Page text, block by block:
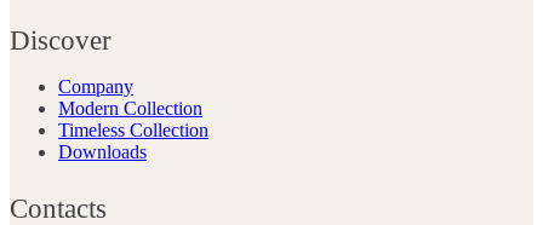
Discover
Company
Modern Collection
Timeless Collection
Downloads
Contacts